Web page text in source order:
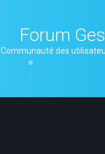
Forum
Communauté des